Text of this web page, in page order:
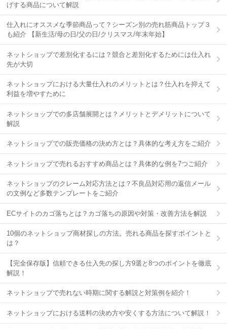
げする商品について解説
仕入れにオススメな季節商品って？シーズン別の売れ筋商品トップ３
も紹介 【新生活/母の日/父の日/クリスマス/年末年始】
ネットショップで差別化するには？競合と差別化するためには仕入れ
先が大切
ネットショップにおける大量仕入れのメリットとは？仕入れを抑えて
利益を増やすために
ネットショップでの多店舗展開とは？メリットとデメリットについて
解説
ネットショップでの販売価格の決め方とは？具体的な考え方をご紹介
ネットショップで売れるおすすめ商品とは？具体的な例を7つご紹介
ネットショップのクレーム対応方法とは？不良品対応用の返信メール
の文例など多数テンプレートをご紹介
ECサイトのカゴ落ちとは？カゴ落ちの原因や対策・改善方法を解説
10個のネットショップ商材探しの方法。売れる商品を探すポイントと
は？
【完全保存版】信頼できる仕入先の探し方9選と8つのポイントを徹底
解説！
ネットショップで売れない時期に関する解説と対策例を紹介！
ネットショップにおける送料の決め方や安くする方法について解説！